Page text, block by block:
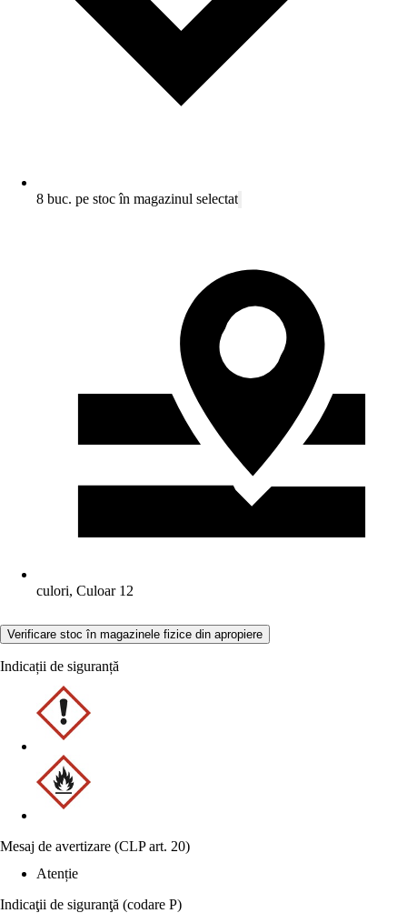
8 buc. pe stoc în magazinul selectat
culori, Culoar 12
Verificare stoc în magazinele fizice din apropiere
Indicații de siguranță
Mesaj de avertizare (CLP art. 20)
Atenție
Indicaţii de siguranţă (codare P)